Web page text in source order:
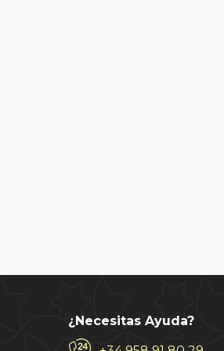
¿Necesitas Ayuda?